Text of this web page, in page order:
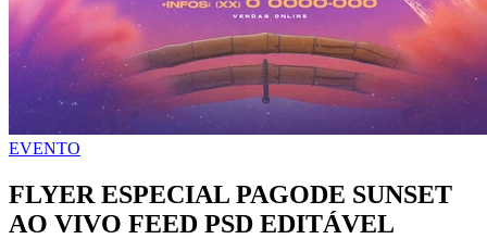
EVENTO
FLYER ESPECIAL PAGODE SUNSET
AO VIVO FEED PSD EDITÁVEL